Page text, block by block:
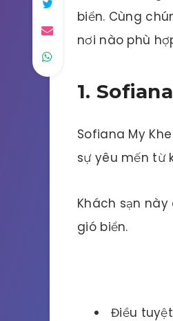
biển. Cùng
nơi nào phù
1.
Sofiana My
sự yêu mến từ
Khách sạn
gió biển.
Điều